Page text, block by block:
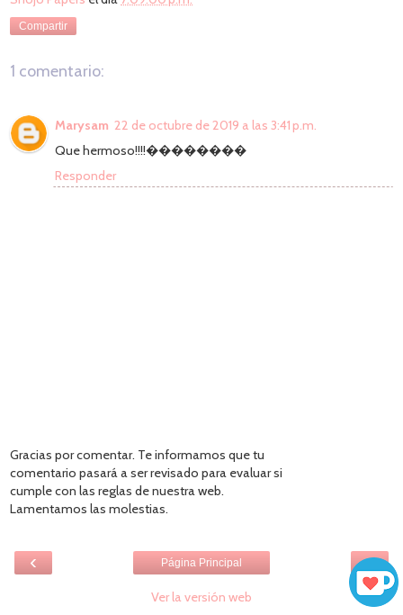
Compartir
1 comentario:
Marysam 22 de octubre de 2019 a las 3:41 p.m.
Que hermoso!!!!��������
Responder
Gracias por comentar. Te informamos que tu
comentario pasará a ser revisado para evaluar si
cumple con las reglas de nuestra web.
Lamentamos las molestias.
‹ ›
Página Principal
Ver la versión web